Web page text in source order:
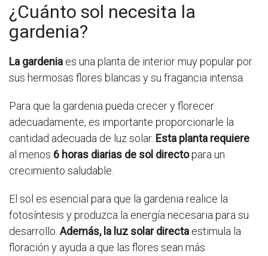
¿Cuánto sol necesita la
gardenia?
La gardenia es una planta de interior muy popular por
sus hermosas flores blancas y su fragancia intensa.
Para que la gardenia pueda crecer y florecer
adecuadamente, es importante proporcionarle la
cantidad adecuada de luz solar. Esta planta requiere
al menos 6 horas diarias de sol directopara un
crecimiento saludable.
El sol es esencial para que la gardenia realice la
fotosíntesis y produzca la energía necesaria para su
desarrollo. Además, la luz solar directa estimula la
floración y ayuda a que las flores sean más